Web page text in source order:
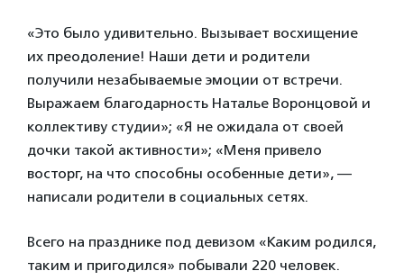
«Это было удивительно. Вызывает восхищение
их преодоление! Наши дети и родители
получили незабываемые эмоции от встречи.
Выражаем благодарность Наталье Воронцовой и
коллективу студии»; «Я не ожидала от своей
дочки такой активности»; «Меня привело
восторг, на что способны особенные дети», —
написали родители в социальных сетях.
Всего на празднике под девизом «Каким родился,
таким и пригодился» побывали 220 человек.